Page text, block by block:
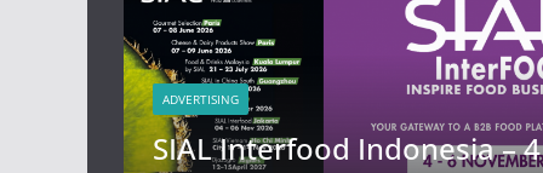
ADVERTISING
SIAL Interfood Indonesia –